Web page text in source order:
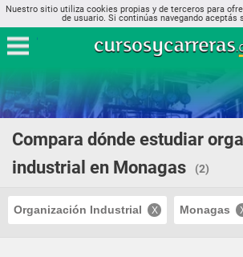
Nuestro sitio utiliza cookies propias y de terceros para
de usuario. Si continúas navegando aceptás
Compara dónde estudiar
industrial en Monagas
(2)
Organización Industrial Monagas